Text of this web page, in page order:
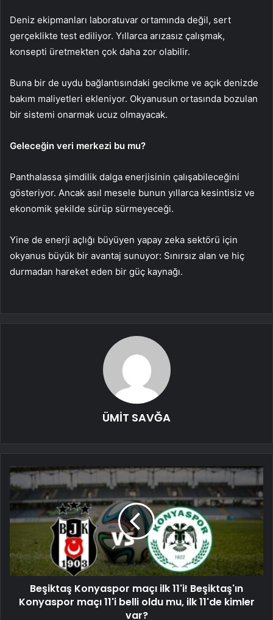
Deniz ekipmanları laboratuvar ortamında değil, sert
gerçeklikte test ediliyor. Yıllarca arızasız çalışmak,
konsepti üretmekten çok daha zor olabilir.
Buna bir de uydu bağlantısındaki gecikme ve açık denizde
bakım maliyetleri ekleniyor. Okyanusun ortasında bozulan
bir sistemi onarmak ucuz olmayacak.
Geleceğin veri merkezi bu mu?
Panthalassa şimdilik dalga enerjisinin çalışabileceğini
gösteriyor. Ancak asıl mesele bunun yıllarca kesintisiz ve
ekonomik şekilde sürüp sürmeyeceği.
Yine de enerji açlığı büyüyen yapay zeka sektörü için
okyanus büyük bir avantaj sunuyor: Sınırsız alan ve hiç
durmadan hareket eden bir güç kaynağı.
ÜMİT SAVĞA
Beşiktaş Konyaspor maçı ilk 11'i! Beşiktaş'ın
Konyaspor maçı 11'i belli oldu mu, ilk 11'de kimler
var?